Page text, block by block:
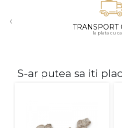
18K
‹ TRANSPORT
la plata cu
S-ar putea sa iti